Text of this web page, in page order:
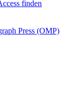
finden
Press (OMP)